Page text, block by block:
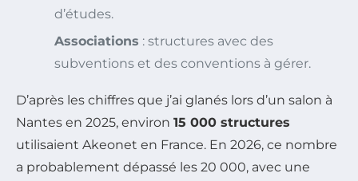
d’études.
Associations : structures avec des
subventions et des conventions à gérer.
D’après les chiffres que j’ai glanés lors d’un salon à
Nantes en 2025, environ 15 000 structures
utilisaient Akeonet en France. En 2026, ce nombre
a probablement dépassé les 20 000, avec une